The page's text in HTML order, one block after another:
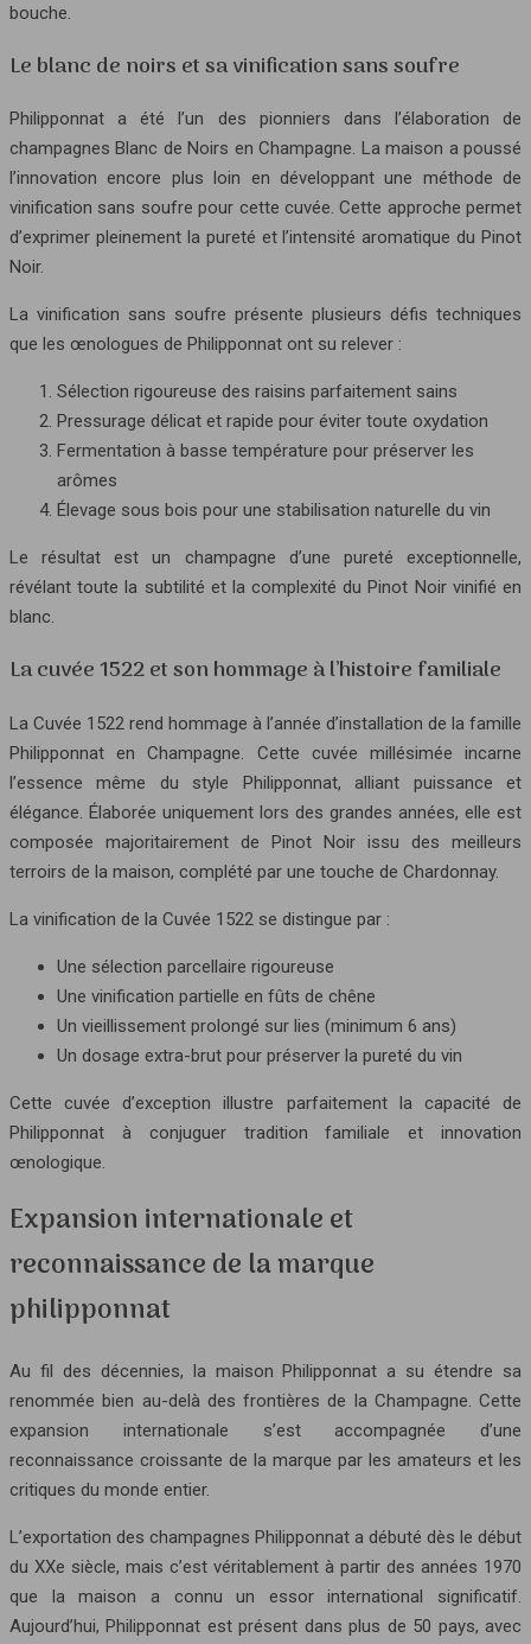
bouche.
Le blanc de noirs et sa vinification sans soufre
Philipponnat a été l’un des pionniers dans l’élaboration de
champagnes Blanc de Noirs en Champagne. La maison a poussé
l’innovation encore plus loin en développant une méthode de
vinification sans soufre pour cette cuvée. Cette approche permet
d’exprimer pleinement la pureté et l’intensité aromatique du Pinot
Noir.
La vinification sans soufre présente plusieurs défis techniques
que les œnologues de Philipponnat ont su relever :
Sélection rigoureuse des raisins parfaitement sains
Pressurage délicat et rapide pour éviter toute oxydation
Fermentation à basse température pour préserver les
arômes
Élevage sous bois pour une stabilisation naturelle du vin
Le résultat est un champagne d’une pureté exceptionnelle,
révélant toute la subtilité et la complexité du Pinot Noir vinifié en
blanc.
La cuvée 1522 et son hommage à l’histoire familiale
La Cuvée 1522 rend hommage à l’année d’installation de la famille
Philipponnat en Champagne. Cette cuvée millésimée incarne
l’essence même du style Philipponnat, alliant puissance et
élégance. Élaborée uniquement lors des grandes années, elle est
composée majoritairement de Pinot Noir issu des meilleurs
terroirs de la maison, complété par une touche de Chardonnay.
La vinification de la Cuvée 1522 se distingue par :
Une sélection parcellaire rigoureuse
Une vinification partielle en fûts de chêne
Un vieillissement prolongé sur lies (minimum 6 ans)
Un dosage extra-brut pour préserver la pureté du vin
Cette cuvée d’exception illustre parfaitement la capacité de
Philipponnat à conjuguer tradition familiale et innovation
œnologique.
Expansion internationale et
reconnaissance de la marque
philipponnat
Au fil des décennies, la maison Philipponnat a su étendre sa
renommée bien au-delà des frontières de la Champagne. Cette
expansion internationale s’est accompagnée d’une
reconnaissance croissante de la marque par les amateurs et les
critiques du monde entier.
L’exportation des champagnes Philipponnat a débuté dès le début
du XXe siècle, mais c’est véritablement à partir des années 1970
que la maison a connu un essor international significatif.
Aujourd’hui, Philipponnat est présent dans plus de 50 pays, avec